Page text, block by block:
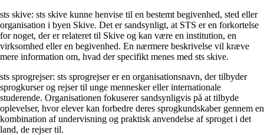
sts skive: sts skive kunne henvise til en bestemt begivenhed, sted eller
organisation i byen Skive. Det er sandsynligt, at STS er en forkortelse
for noget, der er relateret til Skive og kan være en institution, en
virksomhed eller en begivenhed. En nærmere beskrivelse vil kræve
mere information om, hvad der specifikt menes med sts skive.
sts sprogrejser: sts sprogrejser er en organisationsnavn, der tilbyder
sprogkurser og rejser til unge mennesker eller internationale
studerende. Organisationen fokuserer sandsynligvis på at tilbyde
oplevelser, hvor elever kan forbedre deres sprogkundskaber gennem en
kombination af undervisning og praktisk anvendelse af sproget i det
land, de rejser til.